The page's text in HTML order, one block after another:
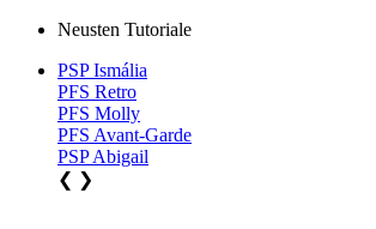
Neusten Tutoriale
PSP Ismália
PFS Retro
PFS Molly
PFS Avant-Garde
PSP Abigail
❮ ❯